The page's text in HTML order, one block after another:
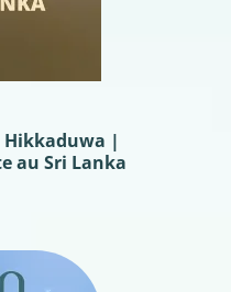
Hikkaduwa |
au Sri Lanka